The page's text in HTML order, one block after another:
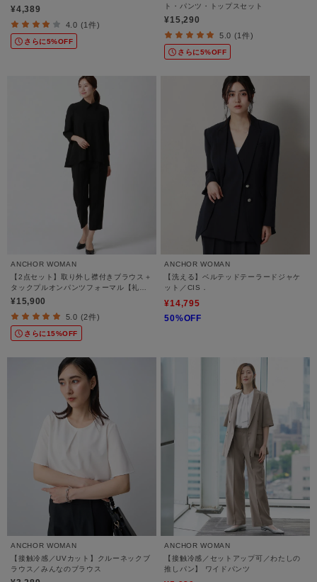
¥4,389
4.0 (1件)
さらに5%OFF
ト・パンツ・トップスセット
¥15,290
5.0 (1件)
さらに5%OFF
ANCHOR WOMAN
【2点セット】取り外し襟付きブラウス＋
タックプルオンパンツフォーマル【礼服
／喪服／ブラックフォーマル】
¥15,900
5.0 (2件)
さらに15%OFF
ANCHOR WOMAN
【洗える】ベルテッドテーラードジャケ
ット／CIS．
¥14,795
50%OFF
ANCHOR WOMAN
【接触冷感／UVカット】クルーネックブ
ラウス／みんなのブラウス
ANCHOR WOMAN
【接触冷感／セットアップ可／わたしの
推しパン】 ワイドパンツ